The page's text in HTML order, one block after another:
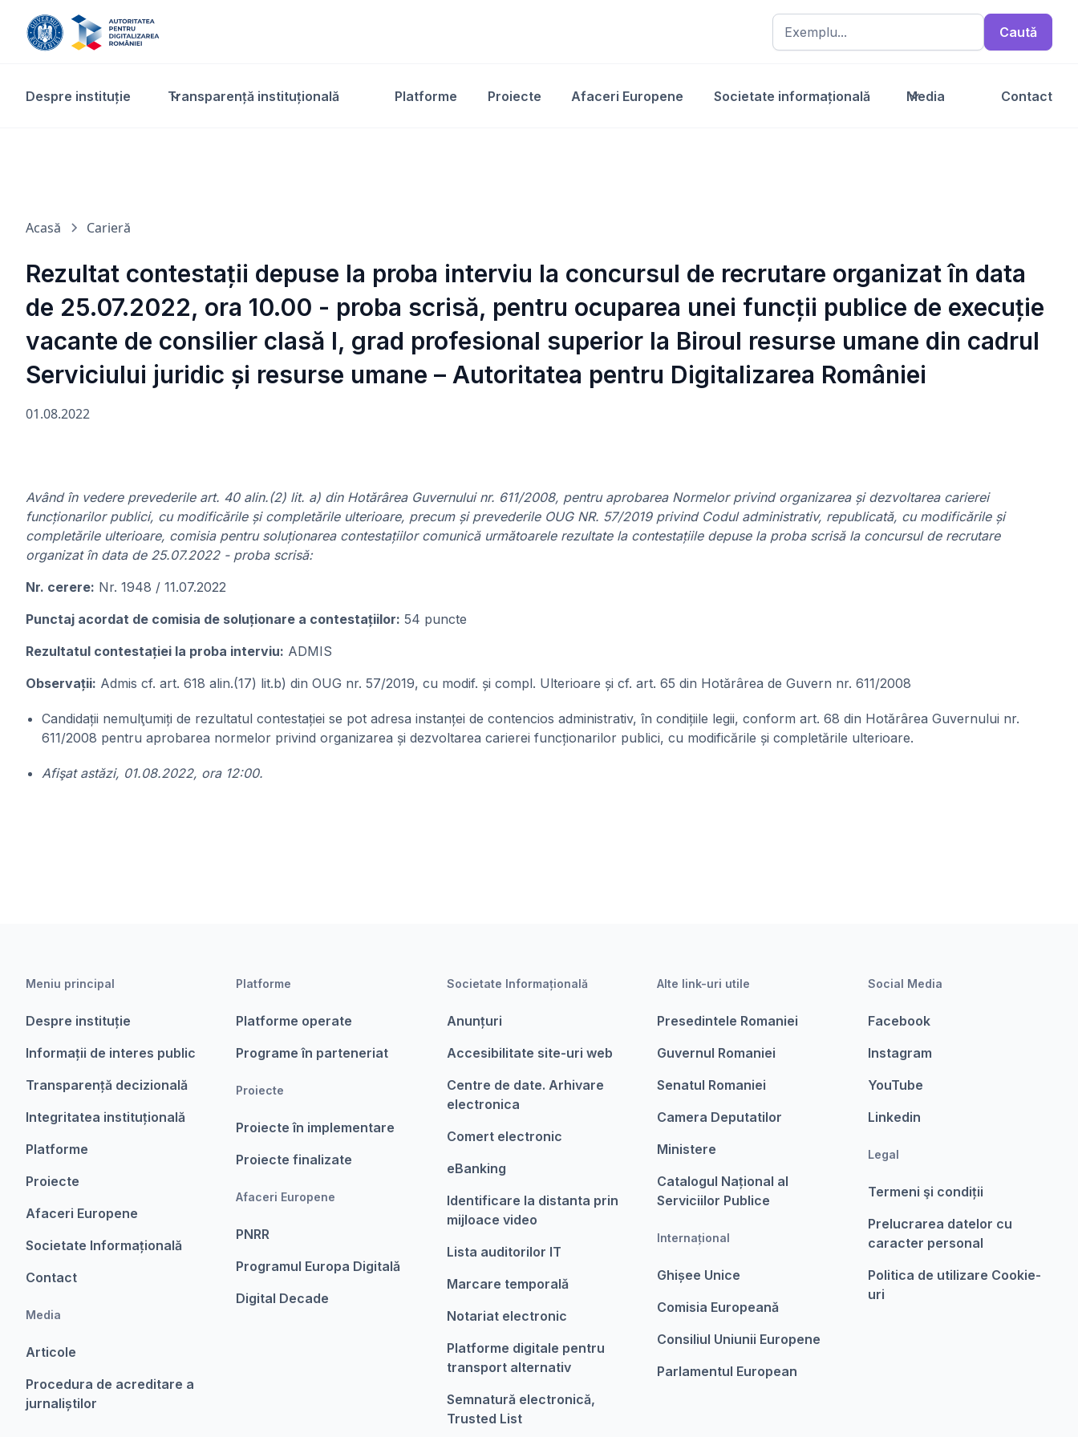
Despre instituție Transparență instituțională​ Platforme Proiecte Afaceri Europene Societate informațională Media Contact
Acasă Carieră
Rezultat contestații depuse la proba interviu la concursul de recrutare organizat în data
de 25.07.2022, ora 10.00 - proba scrisă, pentru ocuparea unei funcții publice de execuție
vacante de consilier clasă I, grad profesional superior la Biroul resurse umane din cadrul
Serviciului juridic și resurse umane – Autoritatea pentru Digitalizarea României
01.08.2022
Având în vedere prevederile art. 40 alin.(2) lit. a) din Hotărârea Guvernului nr. 611/2008, pentru aprobarea Normelor privind organizarea și dezvoltarea carierei
funcționarilor publici, cu modificările și completările ulterioare, precum și prevederile OUG NR. 57/2019 privind Codul administrativ, republicată, cu modificările și
completările ulterioare, comisia pentru soluționarea contestațiilor comunică următoarele rezultate la contestațiile depuse la proba scrisă la concursul de recrutare
organizat în data de 25.07.2022 - proba scrisă:
Nr. cerere: Nr. 1948 / 11.07.2022
Punctaj acordat de comisia de soluționare a contestațiilor: 54 puncte
Rezultatul contestației la proba interviu: ADMIS
Observații: Admis cf. art. 618 alin.(17) lit.b) din OUG nr. 57/2019, cu modif. și compl. Ulterioare și cf. art. 65 din Hotărârea de Guvern nr. 611/2008
Candidații nemulţumiți de rezultatul contestației se pot adresa instanței de contencios administrativ, în condițiile legii, conform art. 68 din Hotărârea Guvernului nr.
611/2008 pentru aprobarea normelor privind organizarea și dezvoltarea carierei funcționarilor publici, cu modificările și completările ulterioare.
Afişat astăzi, 01.08.2022, ora 12:00.
Meniu principal
Despre instituție
Informații de interes public
Transparență decizională
Integritatea instituțională
Platforme
Proiecte
Afaceri Europene
Societate Informațională
Contact
Media
Articole
Procedura de acreditare a
jurnaliștilor
Platforme
Platforme operate
Programe în parteneriat
Proiecte
Proiecte în implementare
Proiecte finalizate
Afaceri Europene
PNRR
Programul Europa Digitalǎ
Digital Decade
Societate Informațională
Anunțuri
Accesibilitate site-uri web
Centre de date. Arhivare
electronica
Comert electronic
eBanking
Identificare la distanta prin
mijloace video
Lista auditorilor IT
Marcare temporalǎ
Notariat electronic
Platforme digitale pentru
transport alternativ
Semnatură electronică,
Trusted List
Alte link-uri utile
Presedintele Romaniei
Guvernul Romaniei
Senatul Romaniei
Camera Deputatilor
Ministere
Catalogul Național al
Serviciilor Publice
Internațional
Ghișee Unice
Comisia Europeanǎ
Consiliul Uniunii Europene
Parlamentul European
Social Media
Facebook
Instagram
YouTube
Linkedin
Legal
Termeni şi condiții
Prelucrarea datelor cu
caracter personal
Politica de utilizare Cookie-
uri